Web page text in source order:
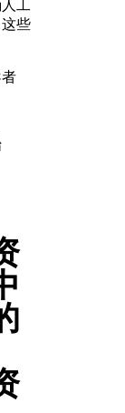
工
些